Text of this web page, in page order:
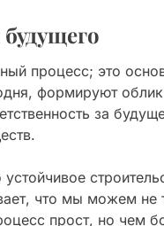
процесс; это
формируют
за
что мы можем не
прост, но